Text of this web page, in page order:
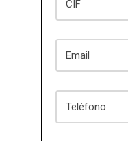
Email
Teléfono